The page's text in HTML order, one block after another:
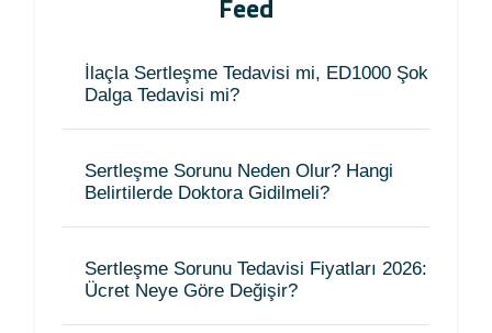
İlaçla Sertleşme Tedavisi mi, ED1000 Şok
Dalga Tedavisi mi?
Sertleşme Sorunu Neden Olur? Hangi
Belirtilerde Doktora Gidilmeli?
Sertleşme Sorunu Tedavisi Fiyatları 2026:
Ücret Neye Göre Değişir?